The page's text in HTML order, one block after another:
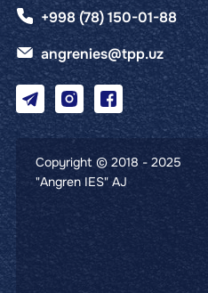
+998 (78) 150-01-88
angrenies@tpp.uz
Copyright © 2018 - 2025
"Angren IES" AJ